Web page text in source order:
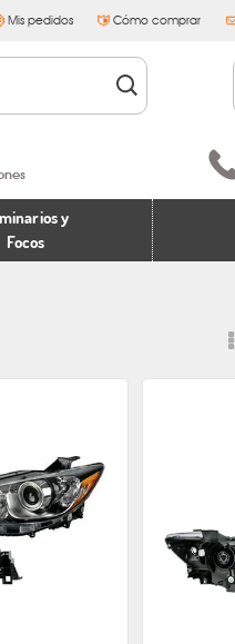
Mis pedidos Cómo comprar
y
Focos